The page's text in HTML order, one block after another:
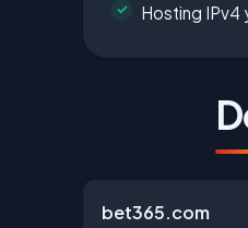
Hosting IPv4
bet365.com